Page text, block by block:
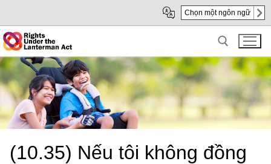
Main
Content
sub
navigation
Chọn một ngôn ngữ
Search for:
(10.35) Nếu tôi không đồng